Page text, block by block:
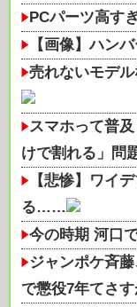
PCパーツ高す
【画像】ハン
売れないモデ
スマホって普
けで割れる」問
【悲惨】ワイ
る……
今の時期 河口
ジャンポケ斉
で懲役7年てさ